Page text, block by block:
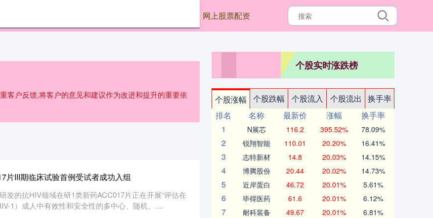
网上股票配资
客户反馈,将客户的意见和建议作为改进和提升的重要依
片III期临床试验首例受试者成功入组
发的抗HIV领域在研1类新药ACC017片正在开展“评估在
1）成人中有效性和安全性的多中心、随机、....
个股实时涨跌榜
个股涨幅 个股跌幅 个股流入 个股流出
换手率
排名
名称 最新价 涨幅
换手率
1
N展芯 116.2 395.52% 78.09%
2 锐翔智能 110.01 20.20% 16.41%
3 志特新材 14.8 20.03% 14.15%
4 博腾股份 20.44 20.02% 14.73%
5 近岸蛋白 46.72 20.01% 5.61%
6 毕得医药 61.6 20.01% 6.12%
7 耐科装备 49.67 20.01% 6.81%